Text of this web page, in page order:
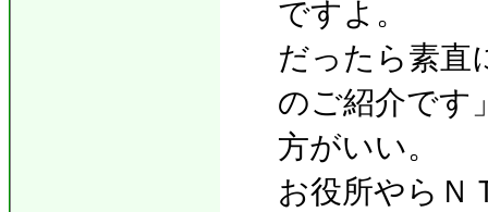
ですよ。
だったら素直
のご紹介です
方がいい。
お役所やらＮ